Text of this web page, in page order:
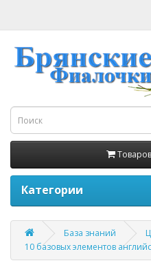
Категории
База знаний
10 базовых элементов